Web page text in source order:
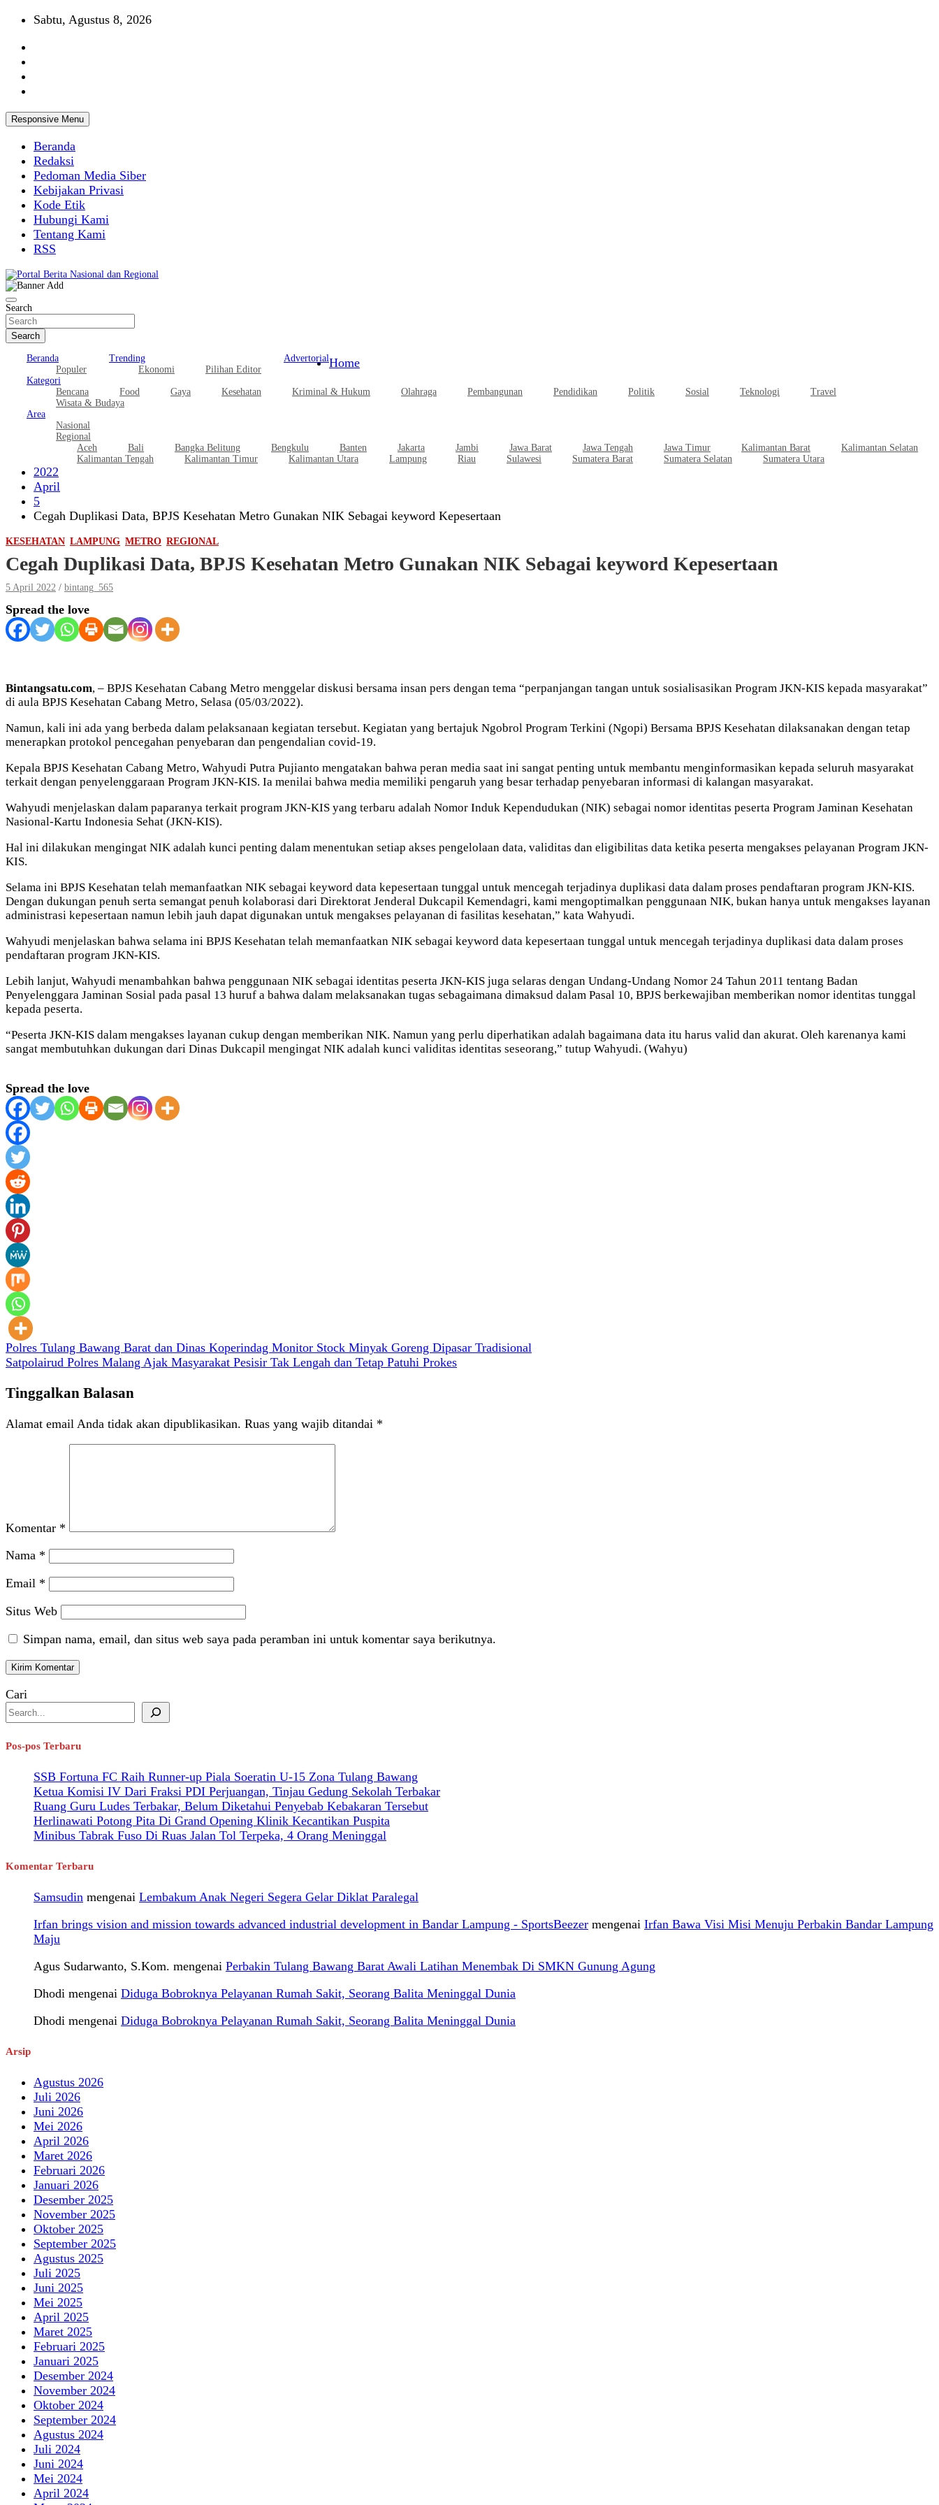
Skip
content
Sabtu, Agustus 8, 2026
Responsive Menu
Beranda
Redaksi
Pedoman Media Siber
Kebijakan Privasi
Kode Etik
Hubungi Kami
Tentang Kami
RSS
Portal Berita Nasional dan Regional
Search
Search
Beranda
Populer
Trending
Ekonomi
Pilihan Editor
Advertorial
Kategori
Bencana
Food Gaya Kesehatan Kriminal & Hukum Olahraga Pembangunan Pendidikan Politik Sosial Teknologi
Travel
Wisata & Budaya
Area
Nasional
Regional
Aceh
Bali Bangka Belitung Bengkulu Banten Jakarta Jambi Jawa Barat Jawa Tengah Jawa Timur Kalimantan Barat
Kalimantan Selatan
Kalimantan Tengah
Kalimantan Timur Kalimantan Utara Lampung Riau Sulawesi Sumatera Barat Sumatera Selatan Sumatera Utara
Home
2022
April
5
Cegah Duplikasi Data, BPJS Kesehatan Metro Gunakan NIK Sebagai keyword Kepesertaan
KESEHATAN LAMPUNG METRO REGIONAL
Cegah Duplikasi Data, BPJS Kesehatan Metro Gunakan NIK Sebagai keyword Kepesertaan
5 April 2022 bintang_565
Spread the love
Bintangsatu.com, – BPJS Kesehatan Cabang Metro menggelar diskusi bersama insan pers dengan tema “perpanjangan tangan untuk sosialisasikan Program JKN-KIS kepada masyarakat”
di aula BPJS Kesehatan Cabang Metro, Selasa (05/03/2022).
Namun, kali ini ada yang berbeda dalam pelaksanaan kegiatan tersebut. Kegiatan yang bertajuk Ngobrol Program Terkini (Ngopi) Bersama BPJS Kesehatan dilaksanakan dengan tetap
menerapkan protokol pencegahan penyebaran dan pengendalian covid-19.
Kepala BPJS Kesehatan Cabang Metro, Wahyudi Putra Pujianto mengatakan bahwa peran media saat ini sangat penting untuk membantu menginformasikan kepada seluruh masyarakat
terkait dengan penyelenggaraan Program JKN-KIS. Ia menilai bahwa media memiliki pengaruh yang besar terhadap penyebaran informasi di kalangan masyarakat.
Wahyudi menjelaskan dalam paparanya terkait program JKN-KIS yang terbaru adalah Nomor Induk Kependudukan (NIK) sebagai nomor identitas peserta Program Jaminan Kesehatan
Nasional-Kartu Indonesia Sehat (JKN-KIS).
Hal ini dilakukan mengingat NIK adalah kunci penting dalam menentukan setiap akses pengelolaan data, validitas dan eligibilitas data ketika peserta mengakses pelayanan Program JKN-
KIS.
Selama ini BPJS Kesehatan telah memanfaatkan NIK sebagai keyword data kepesertaan tunggal untuk mencegah terjadinya duplikasi data dalam proses pendaftaran program JKN-KIS.
Dengan dukungan penuh serta semangat penuh kolaborasi dari Direktorat Jenderal Dukcapil Kemendagri, kami mengoptimalkan penggunaan NIK, bukan hanya untuk mengakses layanan
administrasi kepesertaan namun lebih jauh dapat digunakan untuk mengakses pelayanan di fasilitas kesehatan,” kata Wahyudi.
Wahyudi menjelaskan bahwa selama ini BPJS Kesehatan telah memanfaatkan NIK sebagai keyword data kepesertaan tunggal untuk mencegah terjadinya duplikasi data dalam proses
pendaftaran program JKN-KIS.
Lebih lanjut, Wahyudi menambahkan bahwa penggunaan NIK sebagai identitas peserta JKN-KIS juga selaras dengan Undang-Undang Nomor 24 Tahun 2011 tentang Badan
Penyelenggara Jaminan Sosial pada pasal 13 huruf a bahwa dalam melaksanakan tugas sebagaimana dimaksud dalam Pasal 10, BPJS berkewajiban memberikan nomor identitas tunggal
kepada peserta.
“Peserta JKN-KIS dalam mengakses layanan cukup dengan memberikan NIK. Namun yang perlu diperhatikan adalah bagaimana data itu harus valid dan akurat. Oleh karenanya kami
sangat membutuhkan dukungan dari Dinas Dukcapil mengingat NIK adalah kunci validitas identitas seseorang,” tutup Wahyudi. (Wahyu)
Spread the love
Navigasi
pos
Polres Tulang Bawang Barat dan Dinas Koperindag Monitor Stock Minyak Goreng Dipasar Tradisional
Satpolairud Polres Malang Ajak Masyarakat Pesisir Tak Lengah dan Tetap Patuhi Prokes
Tinggalkan Balasan
Alamat email Anda tidak akan dipublikasikan. Ruas yang wajib ditandai *
Komentar *
Nama *
Email *
Situs Web
Simpan nama, email, dan situs web saya pada peramban ini untuk komentar saya berikutnya.
Cari
Pos-pos Terbaru
SSB Fortuna FC Raih Runner-up Piala Soeratin U-15 Zona Tulang Bawang
Ketua Komisi IV Dari Fraksi PDI Perjuangan, Tinjau Gedung Sekolah Terbakar
Ruang Guru Ludes Terbakar, Belum Diketahui Penyebab Kebakaran Tersebut
Herlinawati Potong Pita Di Grand Opening Klinik Kecantikan Puspita
Minibus Tabrak Fuso Di Ruas Jalan Tol Terpeka, 4 Orang Meninggal
Komentar Terbaru
Samsudin mengenai Lembakum Anak Negeri Segera Gelar Diklat Paralegal
Irfan brings vision and mission towards advanced industrial development in Bandar Lampung - SportsBeezer mengenai Irfan Bawa Visi Misi Menuju Perbakin Bandar Lampung
Maju
Agus Sudarwanto, S.Kom. mengenai Perbakin Tulang Bawang Barat Awali Latihan Menembak Di SMKN Gunung Agung
Dhodi mengenai Diduga Bobroknya Pelayanan Rumah Sakit, Seorang Balita Meninggal Dunia
Dhodi mengenai Diduga Bobroknya Pelayanan Rumah Sakit, Seorang Balita Meninggal Dunia
Arsip
Agustus 2026
Juli 2026
Juni 2026
Mei 2026
April 2026
Maret 2026
Februari 2026
Januari 2026
Desember 2025
November 2025
Oktober 2025
September 2025
Agustus 2025
Juli 2025
Juni 2025
Mei 2025
April 2025
Maret 2025
Februari 2025
Januari 2025
Desember 2024
November 2024
Oktober 2024
September 2024
Agustus 2024
Juli 2024
Juni 2024
Mei 2024
April 2024